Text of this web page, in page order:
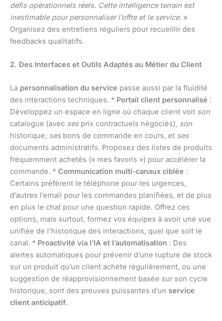
défis opérationnels réels. Cette intelligence terrain est
inestimable pour personnaliser l’offre et le service. »
Organisez des entretiens réguliers pour recueillir des
feedbacks qualitatifs.
2. Des Interfaces et Outils Adaptés au Métier du Client
La personnalisation du service passe aussi par la fluidité
des interactions techniques. * Portail client personnalisé :
Développez un espace en ligne où chaque client voit son
catalogue (avec sesprix contractuels négociés), son
historique, sesbons de commande en cours, et ses
documents administratifs. Proposez des listes de produits
fréquemment achetés (« mes favoris ») pour accélérer la
commande. * Communication multi-canaux ciblée :
Certains préfèrent le téléphone pour les urgences,
d’autres l’email pour les commandes planifiées, et de plus
en plus le chat pour une question rapide. Offrez ces
options, mais surtout, formez vos équipes à avoir une vue
unifiée de l’historique des interactions, quel que soit le
canal. * Proactivité via l’IA et l’automatisation : Des
alertes automatiques pour prévenir d’une rupture de stock
sur un produit qu’un client achète régulièrement, ou une
suggestion de réapprovisionnement basée sur son cycle
historique, sont des preuves puissantes d’un service
client anticipatif.